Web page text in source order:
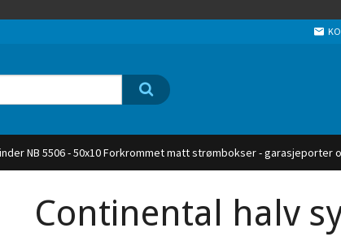
NB 5506 - 50x10 Forkrommet matt strømbokser - garasjeporter
Continental halv